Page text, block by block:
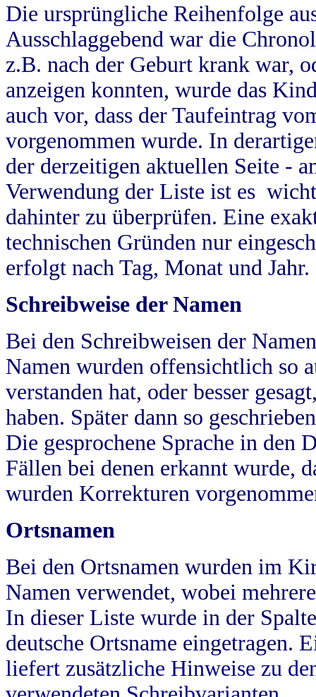
Die ursprüngliche Reihenfolge
Ausschlaggebend war die
z.B. nach der Geburt krank war,
anzeigen konnten, wurde das
auch vor, dass der Taufeintrag
vorgenommen wurde. In
der derzeitigen aktuellen Seite -
Verwendung der Liste ist es
dahinter zu überprüfen. Eine
technischen Gründen nur
erfolgt nach Tag, Monat und Jahr.
Schreibweise der Namen
Bei den Schreibweisen der
Namen wurden offensichtlich so
verstanden hat, oder besser
haben. Später dann so
Die gesprochene Sprache in
Fällen bei denen erkannt wurde,
wurden Korrekturen
Ortsnamen
Bei den Ortsnamen wurden im
Namen verwendet, wobei
In dieser Liste wurde in der
deutsche Ortsname eingetragen.
liefert zusätzliche Hinweise zu